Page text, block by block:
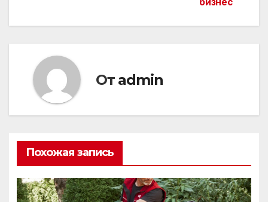
бизнес
От admin
Похожая запись